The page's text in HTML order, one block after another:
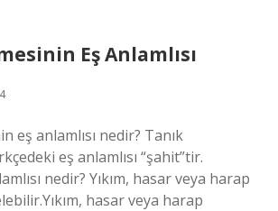
Eş Anlamlısı
eş anlamlısı nedir? Tanık
eş anlamlısı “şahit”tir.
nedir? Yıkım, hasar veya harap
hasar veya harap